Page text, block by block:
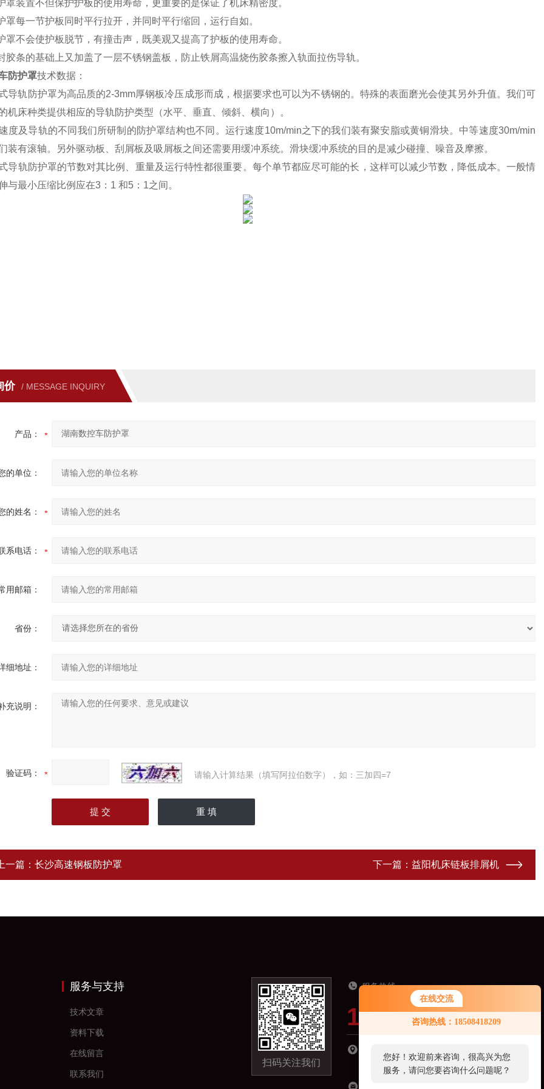
在线交流
咨询热线：18508418209
您好！欢迎前来咨询，很高兴为您
服务，请问您要咨询什么问题呢？
您好，看您停留很久了，是否找到
了需求产品，您可以直接在线与我
罩装置不但保护护板的使用寿命，更重要的是保证了机床精密度。
罩每一节护板同时平行拉开，并同时平行缩回，运行自如。
罩不会使护板脱节，有撞击声，既美观又提高了护板的使用寿命。
胶条的基础上又加盖了一层不锈钢盖板，防止铁屑高温烧伤胶条擦入轨面拉伤导轨。
防护罩技术数据：
导轨防护罩为高品质的2-3mm厚钢板冷压成形而成，根据要求也可以为不锈钢的。特殊的表面磨光会使其另外升值。我们可
机床种类提供相应的导轨防护类型（水平、垂直、倾斜、横向）。
度及导轨的不同我们所研制的防护罩结构也不同。运行速度10m/min之下的我们装有聚安脂或黄铜滑块。中等速度30m/min
装有滚轴。另外驱动板、刮屑板及吸屑板之间还需要用缓冲系统。滑块缓冲系统的目的是减少碰撞、噪音及摩擦。
导轨防护罩的节数对其比例、重量及运行特性都很重要。每个单节都应尽可能的长，这样可以减少节数，降低成本。一般情
与最小压缩比例应在3：1 和5：1之间。
价 / MESSAGE INQUIRY
产品：
的单位：
的姓名：
系电话：
用邮箱：
省份：
细地址：
充说明：
验证码： 请输入计算结果（填写阿拉伯数字），如：三加四=7
一篇： 长沙高速钢板防护罩 下一篇： 益阳机床链板排屑机
服务与支持
技术文章
资料下载
在线留言
联系我们
扫码关注我们
服务热线
19918821321
区C区-09栋301室